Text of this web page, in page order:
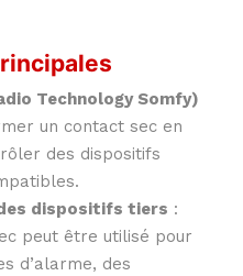
Technology Somfy)
un contact sec en
des dispositifs
dispositifs tiers :
peut être utilisé pour
d’alarme, des